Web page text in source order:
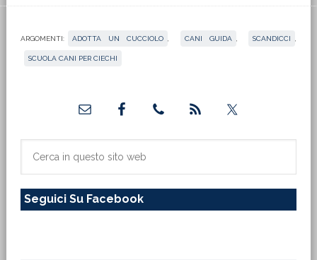
ARGOMENTI: ADOTTA UN CUCCIOLO CANI GUIDA SCANDICCI
SCUOLA CANI PER CIECHI
primaria
sito
Seguici Su Facebook